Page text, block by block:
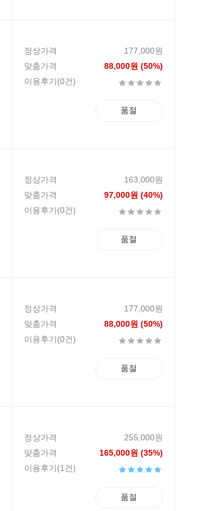
정상가격
177,000원
맞춤가격
88,000원 (50%)
이용후기(0건)
품절
정상가격
163,000원
맞춤가격
97,000원 (40%)
이용후기(0건)
품절
정상가격
177,000원
맞춤가격
88,000원 (50%)
이용후기(0건)
품절
정상가격
255,000원
맞춤가격
165,000원 (35%)
이용후기(1건)
품절